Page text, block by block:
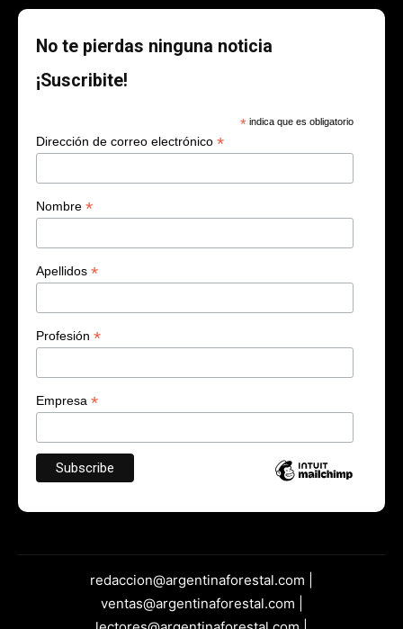
No te pierdas ninguna noticia
¡Suscribite!
* indica que es obligatorio
Dirección de correo electrónico *
Nombre *
Apellidos *
Profesión *
Empresa *
redaccion@argentinaforestal.com |
ventas@argentinaforestal.com |